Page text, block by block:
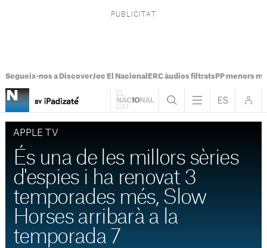
Segueix-nos a DiscoverJoc El Nacional ERC àudios filtratsPP menors
APPLE TV
És una de les millors sèries
d'espies i ha renovat 3
temporades més, Slow
Horses arribarà a la
temporada 7